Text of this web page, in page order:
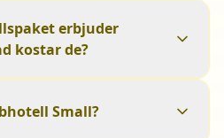
erbjuder
kostar de?
Small?